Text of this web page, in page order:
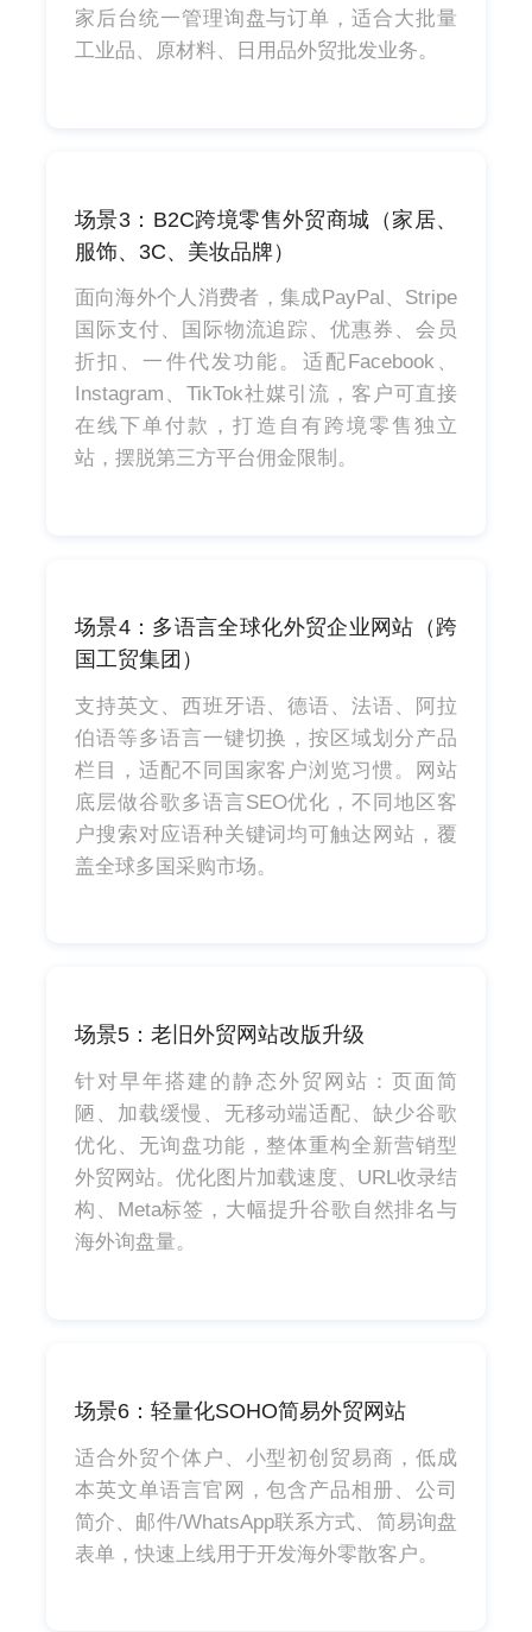
家后台统一管理询盘与订单，适合大批量
工业品、原材料、日用品外贸批发业务。
场景3：B2C跨境零售外贸商城（家居、
服饰、3C、美妆品牌）
面向海外个人消费者，集成PayPal、Stripe
国际支付、国际物流追踪、优惠券、会员
折扣、一件代发功能。适配Facebook、
Instagram、TikTok社媒引流，客户可直接
在线下单付款，打造自有跨境零售独立
站，摆脱第三方平台佣金限制。
场景4：多语言全球化外贸企业网站（跨
国工贸集团）
支持英文、西班牙语、德语、法语、阿拉
伯语等多语言一键切换，按区域划分产品
栏目，适配不同国家客户浏览习惯。网站
底层做谷歌多语言SEO优化，不同地区客
户搜索对应语种关键词均可触达网站，覆
盖全球多国采购市场。
场景5：老旧外贸网站改版升级
针对早年搭建的静态外贸网站：页面简
陋、加载缓慢、无移动端适配、缺少谷歌
优化、无询盘功能，整体重构全新营销型
外贸网站。优化图片加载速度、URL收录结
构、Meta标签，大幅提升谷歌自然排名与
海外询盘量。
场景6：轻量化SOHO简易外贸网站
适合外贸个体户、小型初创贸易商，低成
本英文单语言官网，包含产品相册、公司
简介、邮件/WhatsApp联系方式、简易询盘
表单，快速上线用于开发海外零散客户。